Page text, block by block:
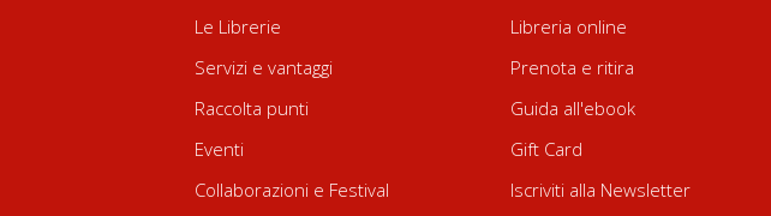
Le Librerie
Servizi e vantaggi
Raccolta punti
Eventi
Collaborazioni e Festival
Libreria online
Prenota e ritira
Guida all'ebook
Gift Card
Iscriviti alla Newsletter